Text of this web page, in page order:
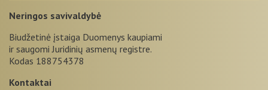
Neringos savivaldybė
Biudžetinė įstaiga Duomenys kaupiami
ir saugomi Juridinių asmenų registre.
Kodas 188754378
Kontaktai